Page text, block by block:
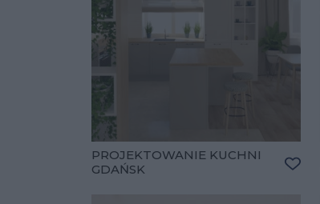
PROJEKTOWANIE KUCHNI
GDAŃSK